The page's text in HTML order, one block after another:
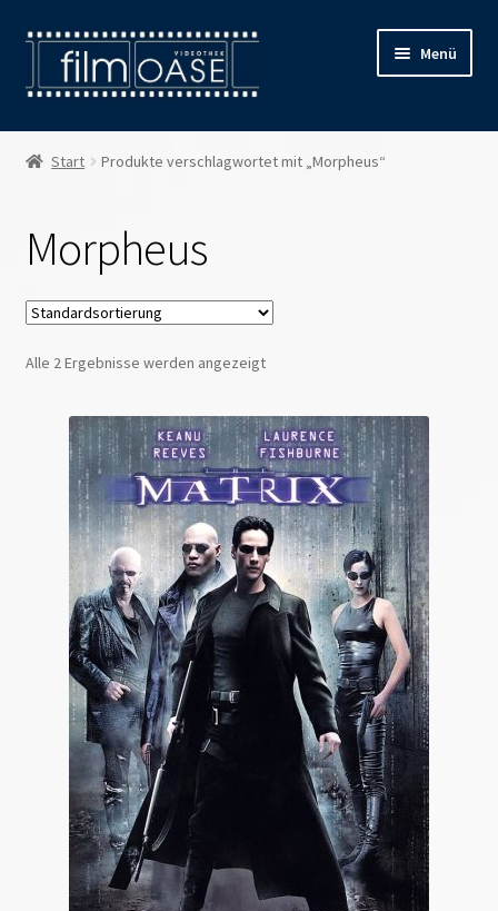
Zur
Navigation
springen
Zum
Inhalt
springen
Menü
Willkommen
Öffnungszeiten
Preise
Kontakt
Start Produkte verschlagwortet mit „Morpheus“
Morpheus
Alle 2 Ergebnisse werden angezeigt